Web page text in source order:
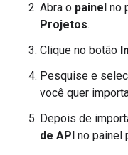
Abra o painel no
Projetos.
Clique no botão
Pesquise e
você quer
Depois de
de API no painel